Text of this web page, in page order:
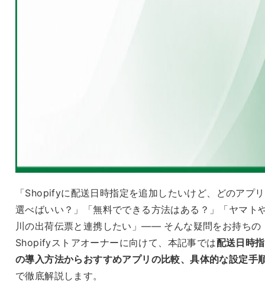
「Shopifyに配送日時指定を追加したいけど、どのアプ
選べばいい？」「無料でできる方法はある？」「ヤマト
川の出荷伝票と連携したい」—— そんな疑問をお持ちの
Shopifyストアオーナーに向けて、本記事では配送日時
の導入方法からおすすめアプリの比較、具体的な設定手
で徹底解説します。